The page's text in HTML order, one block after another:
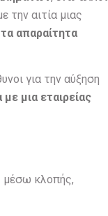
την αιτία μιας
απαραίτητα
για την αύξηση
μια εταιρείας
μέσω κλοπής,